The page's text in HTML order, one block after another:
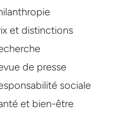
et distinctions
de presse
sociale
et bien-être